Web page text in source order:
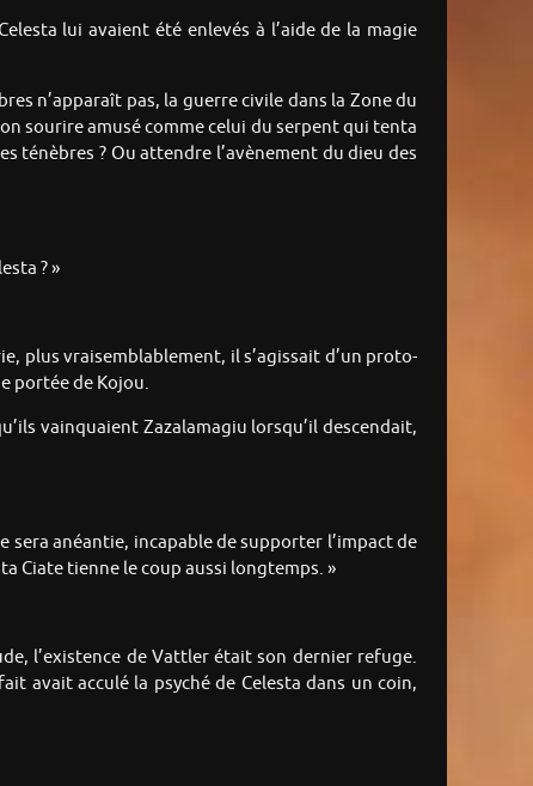
lui avaient été enlevés à l’aide de la magie
n’apparaît pas, la guerre civile dans la Zone du
sourire amusé comme celui du serpent qui tenta
ténèbres ? Ou attendre l’avènement du dieu des
? »
plus vraisemblablement, il s’agissait d’un proto-
portée de Kojou.
vainquaient Zazalamagiu lorsqu’il descendait,
sera anéantie, incapable de supporter l’impact de
Ciate tienne le coup aussi longtemps. »
l’existence de Vattler était son dernier refuge.
avait acculé la psyché de Celesta dans un coin,